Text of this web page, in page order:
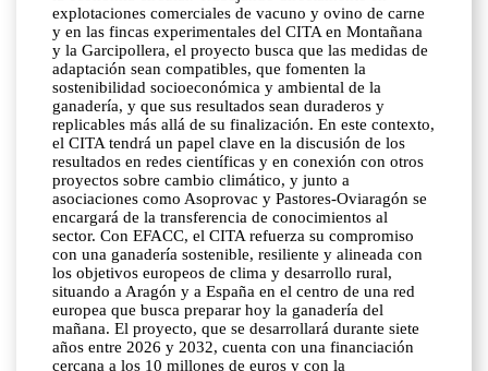
explotaciones comerciales de vacuno y ovino de carne
y en las fincas experimentales del CITA en Montañana
y la Garcipollera, el proyecto busca que las medidas de
adaptación sean compatibles, que fomenten la
sostenibilidad socioeconómica y ambiental de la
ganadería, y que sus resultados sean duraderos y
replicables más allá de su finalización. En este contexto,
el CITA tendrá un papel clave en la discusión de los
resultados en redes científicas y en conexión con otros
proyectos sobre cambio climático, y junto a
asociaciones como Asoprovac y Pastores-Oviaragón se
encargará de la transferencia de conocimientos al
sector. Con EFACC, el CITA refuerza su compromiso
con una ganadería sostenible, resiliente y alineada con
los objetivos europeos de clima y desarrollo rural,
situando a Aragón y a España en el centro de una red
europea que busca preparar hoy la ganadería del
mañana. El proyecto, que se desarrollará durante siete
años entre 2026 y 2032, cuenta con una financiación
cercana a los 10 millones de euros y con la